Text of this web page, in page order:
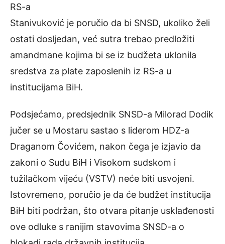
RS-a
Stanivuković je poručio da bi SNSD, ukoliko želi
ostati dosljedan, već sutra trebao predložiti
amandmane kojima bi se iz budžeta uklonila
sredstva za plate zaposlenih iz RS-a u
institucijama BiH.
Podsjećamo, predsjednik SNSD-a Milorad Dodik
jučer se u Mostaru sastao s liderom HDZ-a
Draganom Čovićem, nakon čega je izjavio da
zakoni o Sudu BiH i Visokom sudskom i
tužilačkom vijeću (VSTV) neće biti usvojeni.
Istovremeno, poručio je da će budžet institucija
BiH biti podržan, što otvara pitanje usklađenosti
ove odluke s ranijim stavovima SNSD-a o